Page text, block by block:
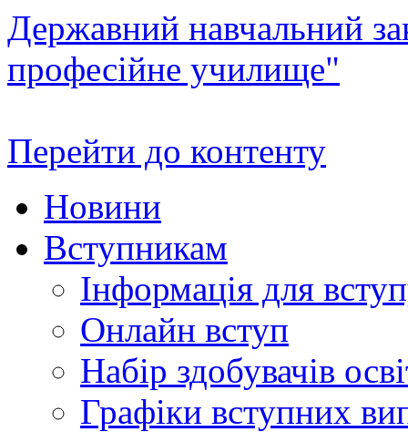
Державний навчальний
професійне училище"
Перейти до контенту
Новини
Вступникам
Інформація для
Онлайн вступ
Набір здобувачів
Графіки вступних